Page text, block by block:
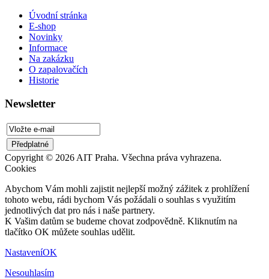
Úvodní stránka
E-shop
Novinky
Informace
Na zakázku
O zapalovačích
Historie
Newsletter
Copyright © 2026 AIT Praha. Všechna práva vyhrazena.
Cookies
Abychom Vám mohli zajistit nejlepší možný zážitek z prohlížení
tohoto webu, rádi bychom Vás požádali o souhlas s využitím
jednotlivých dat pro nás i naše partnery.
K Vašim datům se budeme chovat zodpovědně. Kliknutím na
tlačítko OK můžete souhlas udělit.
NastaveníOK
Nesouhlasím